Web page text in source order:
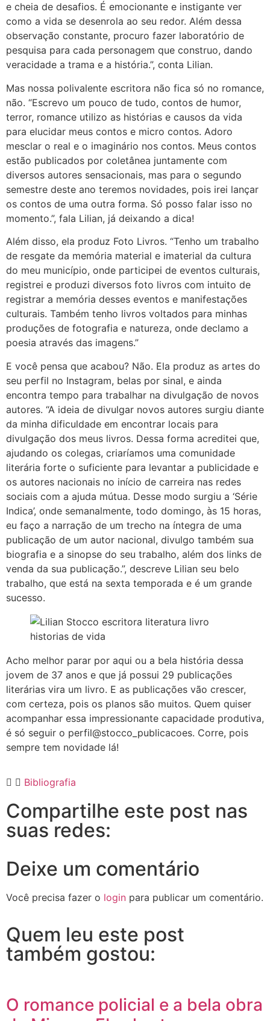
e cheia de desafios. É emocionante e instigante ver
como a vida se desenrola ao seu redor. Além dessa
observação constante, procuro fazer laboratório de
pesquisa para cada personagem que construo, dando
veracidade a trama e a história.”, conta Lilian.
Mas nossa polivalente escritora não fica só no romance,
não. “Escrevo um pouco de tudo, contos de humor,
terror, romance utilizo as histórias e causos da vida
para elucidar meus contos e micro contos. Adoro
mesclar o real e o imaginário nos contos. Meus contos
estão publicados por coletânea juntamente com
diversos autores sensacionais, mas para o segundo
semestre deste ano teremos novidades, pois irei lançar
os contos de uma outra forma. Só posso falar isso no
momento.”, fala Lilian, já deixando a dica!
Além disso, ela produz Foto Livros. “Tenho um trabalho
de resgate da memória material e imaterial da cultura
do meu município, onde participei de eventos culturais,
registrei e produzi diversos foto livros com intuito de
registrar a memória desses eventos e manifestações
culturais. Também tenho livros voltados para minhas
produções de fotografia e natureza, onde declamo a
poesia através das imagens.”
E você pensa que acabou? Não. Ela produz as artes do
seu perfil no Instagram, belas por sinal, e ainda
encontra tempo para trabalhar na divulgação de novos
autores. “A ideia de divulgar novos autores surgiu diante
da minha dificuldade em encontrar locais para
divulgação dos meus livros. Dessa forma acreditei que,
ajudando os colegas, criaríamos uma comunidade
literária forte o suficiente para levantar a publicidade e
os autores nacionais no início de carreira nas redes
sociais com a ajuda mútua. Desse modo surgiu a ‘Série
Indica’, onde semanalmente, todo domingo, às 15 horas,
eu faço a narração de um trecho na íntegra de uma
publicação de um autor nacional, divulgo também sua
biografia e a sinopse do seu trabalho, além dos links de
venda da sua publicação.”, descreve Lilian seu belo
trabalho, que está na sexta temporada e é um grande
sucesso.
Acho melhor parar por aqui ou a bela história dessa
jovem de 37 anos e que já possui 29 publicações
literárias vira um livro. E as publicações vão crescer,
com certeza, pois os planos são muitos. Quem quiser
acompanhar essa impressionante capacidade produtiva,
é só seguir o perfil@stocco_publicacoes. Corre, pois
sempre tem novidade lá!
Bibliografia
Compartilhe este post nas
suas redes:
Deixe um comentário
Você precisa fazer o login para publicar um comentário.
Quem leu este post
também gostou:
O romance policial e a bela obra